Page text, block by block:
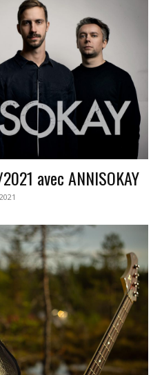
avec ANNISOKAY